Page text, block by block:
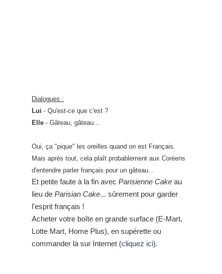
Dialogues :
Lui - Qu'est-ce que c'est ?
Elle - Gâteau, gâteau...
Oui, ça "pique" les oreilles quand on est Français.
Mais après tout, cela plaît probablement aux Coréens
d'entendre parler français pour un gâteau...
Et petite faute à la fin avec Parisienne Cake au
lieu de Parisian Cake... sûrement pour garder
l'esprit français !
Acheter votre boîte en grande surface (E-Mart,
Lotte Mart, Home Plus), en supérette ou
commander là sur Internet (cliquez ici).